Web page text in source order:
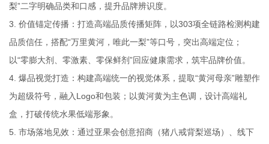
梨”二字明确品类和口感，提升品牌辨识度。
3. 价值锚定传播：打造高端品质传播矩阵，以303项全链路检测构建
品质信任，搭配“万里黄河，唯此一梨”等口号，突出高端定位；
以“零膨大剂、零激素、零保鲜剂”回应健康需求，筑牢品牌价值。
4. 爆品视觉打造：构建高端统一的视觉体系，提取“黄河母亲”雕塑作
为超级符号，融入Logo和包装；以黄河黄为主色调，设计高端礼
盒，打破传统水果低端形象。
5. 市场落地见效：通过亚果会创意招商（猪八戒背梨巡场）、线下